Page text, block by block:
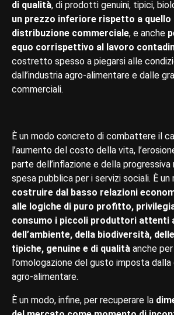
di qualità, di prodotti genuini, tipici,
un prezzo inferiore rispetto a
distribuzione commerciale, e anche
equo corrispettivo al lavoro
costretto spesso a piegarsi alle
dall’industria agro-alimentare e dalle
commerciali.
È un modo concreto di combattere il
l’aumento del costo della vita,
parte dell’inflazione e della progressiva
spesa pubblica per i servizi sociali. È un
costruire dal basso relazioni
alle logiche di puro profitto,
consumo i piccoli produttori attenti
dell’ambiente, della biodiversità,
tipiche, genuine e di qualità anche
l’omologazione del gusto imposta
agro-alimentare.
È un modo, infine, per recuperare la